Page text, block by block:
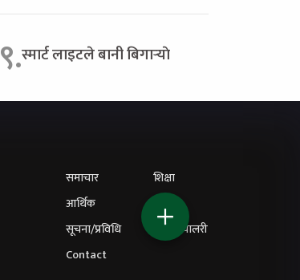
९.स्मार्ट लाइटले बानी बिगार्‍याे
समाचार
शिक्षा
आर्थिक
विचार
सूचना/प्रविधि
फोटो ग्यालरी
Contact